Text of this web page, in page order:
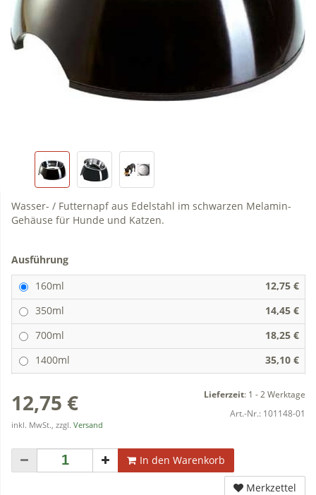
Wasser- / Futternapf aus Edelstahl im schwarzen Melamin-
Gehäuse für Hunde und Katzen.
Ausführung
160ml
12,75 €
350ml
14,45 €
700ml
18,25 €
1400ml
35,10 €
12,75 €
inkl. MwSt., zzgl. Versand
Lieferzeit: 1 - 2 Werktage
Art.-Nr.: 101148-01
In den Warenkorb
Merkzettel